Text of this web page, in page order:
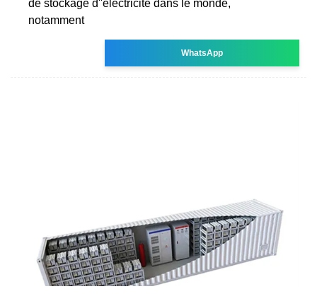
de stockage d''électricité dans le monde,
notamment
WhatsApp